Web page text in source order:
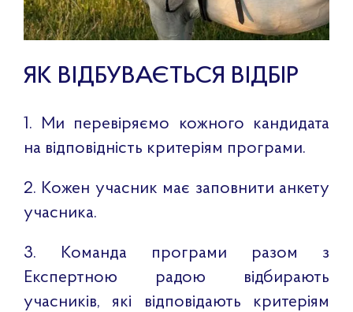
ЯК ВІДБУВАЄТЬСЯ ВІДБІР
1. Ми перевіряємо кожного кандидата
на відповідність критеріям програми.
2. Кожен учасник має заповнити анкету
учасника.
3. Команда програми разом з
Експертною радою відбирають
учасників, які відповідають критеріям